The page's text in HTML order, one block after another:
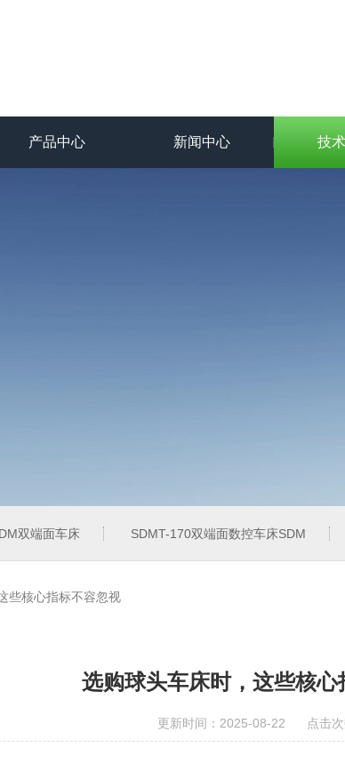
产品中心 新闻中心 技
双端面车床 SDMT-170双端面数控车床SDM
些核心指标不容忽视
选购球头车床时，这些核心
更新时间：2025-08-22 点击次